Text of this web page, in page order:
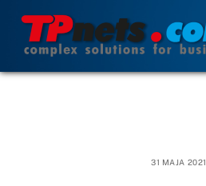
content
31 MAJA 2021